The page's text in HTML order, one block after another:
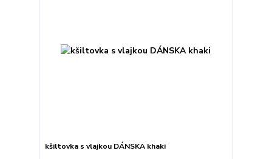
kšiltovka s vlajkou DÁNSKA khaki